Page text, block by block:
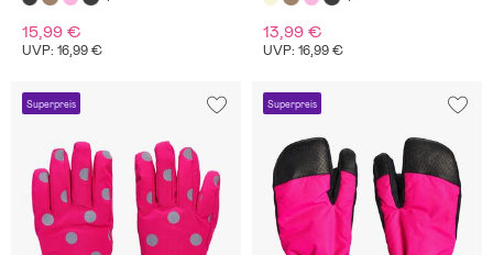
15,99 €
UVP: 16,99 €
13,99 €
UVP: 16,99 €
Superpreis Superpreis